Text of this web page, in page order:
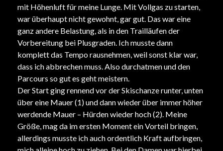
mit Höhenluft für meine Lunge. Mit Vollgas zu starten,
war überhaupt nicht gewohnt, gar gut. Das war eine
ganz andere Belastung, als in den Trailläufen der
Vorbereitung bei Plusgraden. Ich musste dann
komplett das Tempo rausnehmen, weil sonst klar war,
dass ich abbrechen muss. Also durchatmen und den
Parcours so gut es geht meistern.
Der Start ging rennend vor der Skischanze runter, unten
über eine Mauer (1) und dann wieder über immer höher
werdende Mauer – Hürden wieder hoch (2). Meine
Größe, mag da im ersten Moment ein Vorteil bringen,
allerdings musste ich auch ordentlich Kraft aufbringen,